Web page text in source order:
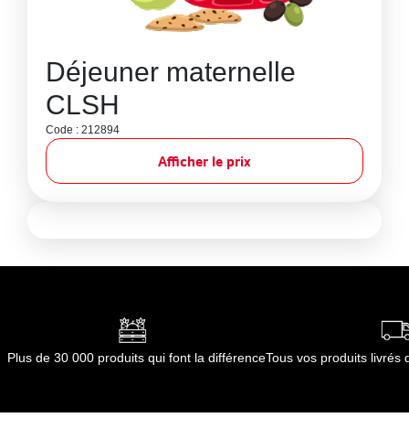
Déjeuner maternelle
CLSH
Code : 212894
Afficher le prix
Plus de 30 000 produits qui font la différenceTous vos produits livrés